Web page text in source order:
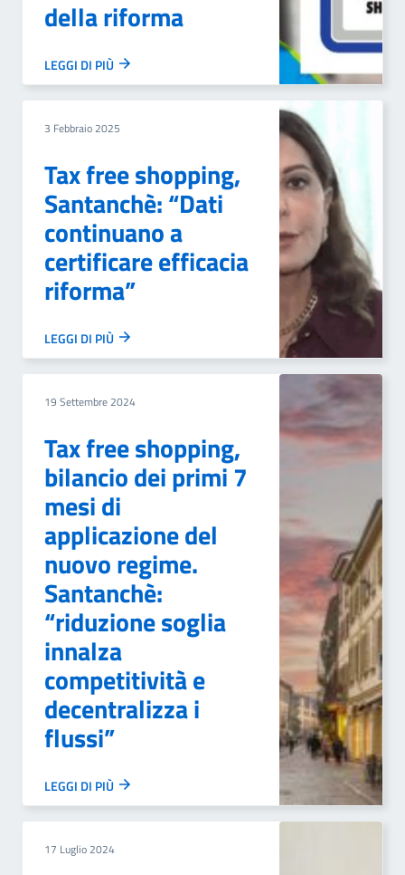
della riforma
LEGGI DI PIÙ
3 Febbraio 2025
Tax free shopping,
Santanchè: “Dati
continuano a
certificare efficacia
riforma”
LEGGI DI PIÙ
19 Settembre 2024
Tax free shopping,
bilancio dei primi 7
mesi di
applicazione del
nuovo regime.
Santanchè:
“riduzione soglia
innalza
competitività e
decentralizza i
flussi”
LEGGI DI PIÙ
17 Luglio 2024